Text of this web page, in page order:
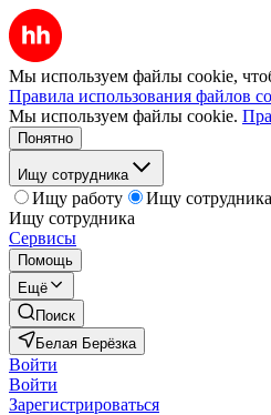
Мы используем файлы cookie,
Правила использования файлов
Мы используем файлы cookie.
Понятно
Ищу сотрудника
Ищу работу
Ищу сотрудника
Ищу сотрудника
Сервисы
Помощь
Ещё
Поиск
Белая Берёзка
Войти
Войти
Зарегистрироваться